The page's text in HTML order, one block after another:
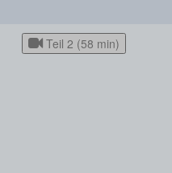
Teil 2 (58 min)